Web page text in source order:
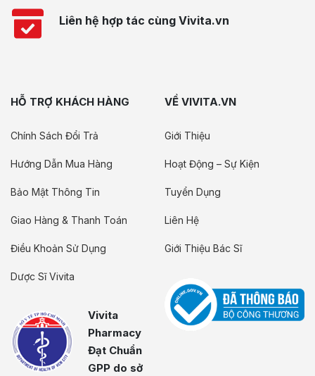
Liên hệ hợp tác cùng Vivita.vn
HỖ TRỢ KHÁCH HÀNG
Chính Sách Đổi Trả
Hướng Dẫn Mua Hàng
Bảo Mật Thông Tin
Giao Hàng & Thanh Toán
Điều Khoản Sử Dụng
Dược Sĩ Vivita
Vivita
Pharmacy
Đạt Chuẩn
GPP do sở
VỀ VIVITA.VN
Giới Thiệu
Hoạt Động – Sự Kiện
Tuyển Dụng
Liên Hệ
Giới Thiệu Bác Sĩ